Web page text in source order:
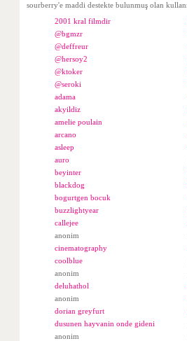
sourberry'e maddi destekte bulunmuş olan
2001 kral filmdir
@bgmzr
@deffreur
@hersoy2
@ktoker
@seroki
adama
akyildiz
amelie poulain
arcano
asleep
auro
beyinter
blackdog
bogurtgen bocuk
buzzlightyear
callejee
anonim
cinematography
coolblue
anonim
deluhathol
anonim
dorian greyfurt
dusunen hayvanin onde gideni
anonim